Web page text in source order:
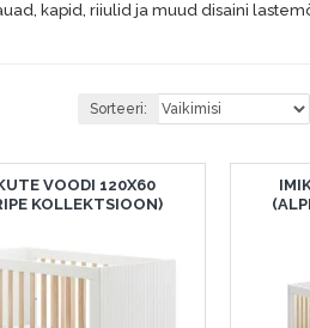
kapid, riiulid ja muud disaini
Sorteeri:
VOODI 120X60
KOLLEKTSIOON)